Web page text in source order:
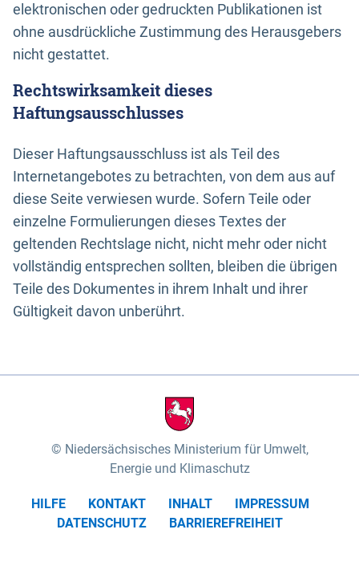
elektronischen oder gedruckten Publikationen ist
ohne ausdrückliche Zustimmung des Herausgebers
nicht gestattet.
Rechtswirksamkeit dieses
Haftungsausschlusses
Dieser Haftungsausschluss ist als Teil des
Internetangebotes zu betrachten, von dem aus auf
diese Seite verwiesen wurde. Sofern Teile oder
einzelne Formulierungen dieses Textes der
geltenden Rechtslage nicht, nicht mehr oder nicht
vollständig entsprechen sollten, bleiben die übrigen
Teile des Dokumentes in ihrem Inhalt und ihrer
Gültigkeit davon unberührt.
Niedersächsisches Ministerium für Umwelt,
Energie und Klimaschutz
HILFE KONTAKT INHALT
IMPRESSUM
DATENSCHUTZ
BARRIEREFREIHEIT